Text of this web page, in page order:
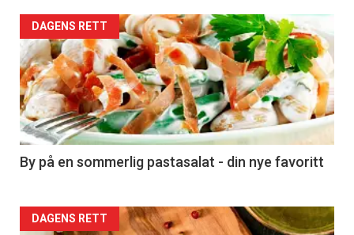
Forsiden
akkurat
nå
-
5
DAGENS RETT
By på en sommerlig pastasalat - din nye favoritt
Forsiden
DAGENS RETT